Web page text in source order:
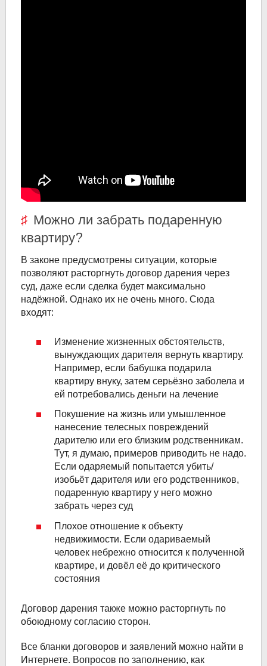
Можно ли забрать подаренную
квартиру?
В законе предусмотрены ситуации, которые
позволяют расторгнуть договор дарения через
суд, даже если сделка будет максимально
надёжной. Однако их не очень много. Сюда
входят:
Изменение жизненных обстоятельств,
вынуждающих дарителя вернуть квартиру.
Например, если бабушка подарила
квартиру внуку, затем серьёзно заболела и
ей потребовались деньги на лечение
Покушение на жизнь или умышленное
нанесение телесных повреждений
дарителю или его близким родственникам.
Тут, я думаю, примеров приводить не надо.
Если одаряемый попытается убить/
изобьёт дарителя или его родственников,
подаренную квартиру у него можно
забрать через суд
Плохое отношение к объекту
недвижимости. Если одариваемый
человек небрежно относится к полученной
квартире, и довёл её до критического
состояния
Договор дарения также можно расторгнуть по
обоюдному согласию сторон.
Все бланки договоров и заявлений можно найти в
Интернете. Вопросов по заполнению, как